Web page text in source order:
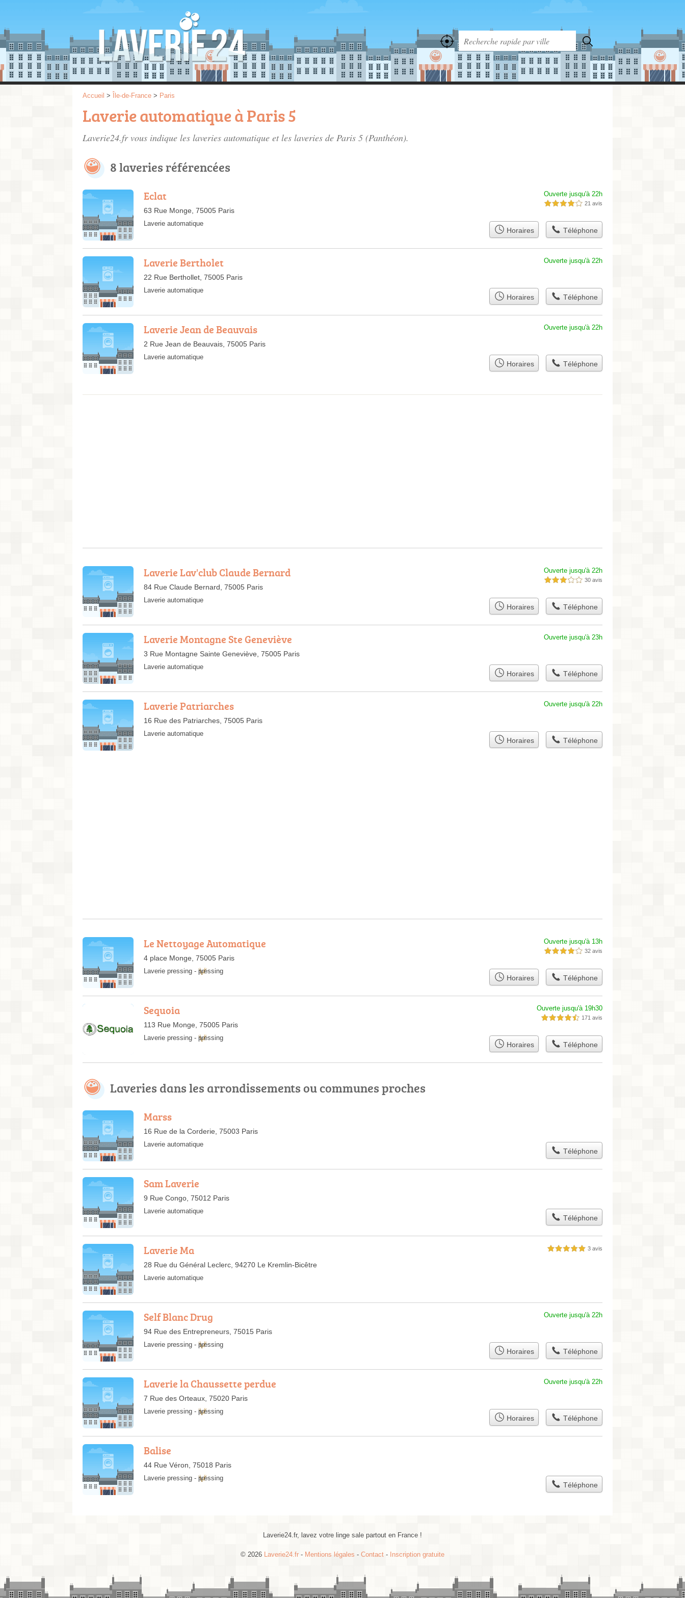
Accueil > Île-de-France > Paris
Laverie automatique à Paris 5
Laverie24.fr vous indique les laveries automatique et les laveries de Paris 5 (Panthéon).
8 laveries référencées
Eclat
63 Rue Monge, 75005 Paris
Ouverte jusqu'à 22h
4,0 étoiles sur 5 21 avis
Laverie automatique
Horaires Téléphone
Laverie Bertholet
22 Rue Berthollet, 75005 Paris
Ouverte jusqu'à 22h
Laverie automatique
Horaires Téléphone
Laverie Jean de Beauvais
2 Rue Jean de Beauvais, 75005 Paris
Ouverte jusqu'à 22h
Laverie automatique
Horaires Téléphone
Laverie Lav'club Claude Bernard
84 Rue Claude Bernard, 75005 Paris
Ouverte jusqu'à 22h
3,0 étoiles sur 5 30 avis
Laverie automatique
Horaires Téléphone
Laverie Montagne Ste Geneviève
3 Rue Montagne Sainte Geneviève, 75005 Paris
Ouverte jusqu'à 23h
Laverie automatique
Horaires Téléphone
Laverie Patriarches
16 Rue des Patriarches, 75005 Paris
Ouverte jusqu'à 22h
Laverie automatique
Horaires Téléphone
Le Nettoyage Automatique
4 place Monge, 75005 Paris
Ouverte jusqu'à 13h
4,0 étoiles sur 5 32 avis
Laverie pressing - pressing
Horaires Téléphone
Sequoia
113 Rue Monge, 75005 Paris
Ouverte jusqu'à 19h30
4,5 étoiles sur 5 171 avis
Laverie pressing - pressing
Horaires Téléphone
Laveries dans les arrondissements ou communes proches
Marss
16 Rue de la Corderie, 75003 Paris
Laverie automatique
Téléphone
Sam Laverie
9 Rue Congo, 75012 Paris
Laverie automatique
Téléphone
Laverie Ma
28 Rue du Général Leclerc, 94270 Le Kremlin-Bicêtre
5,0 étoiles sur 5 3 avis
Laverie automatique
Self Blanc Drug
94 Rue des Entrepreneurs, 75015 Paris
Ouverte jusqu'à 22h
Laverie pressing - pressing
Horaires Téléphone
Laverie la Chaussette perdue
7 Rue des Orteaux, 75020 Paris
Ouverte jusqu'à 22h
Laverie pressing - pressing
Horaires Téléphone
Balise
44 Rue Véron, 75018 Paris
Laverie pressing - pressing
Téléphone
Laverie24.fr, lavez votre linge sale partout en France !
© 2026 Laverie24.fr - Mentions légales - Contact - Inscription gratuite